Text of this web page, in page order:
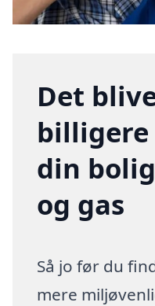
Det
billigere
din
og gas
Så jo før du
mere